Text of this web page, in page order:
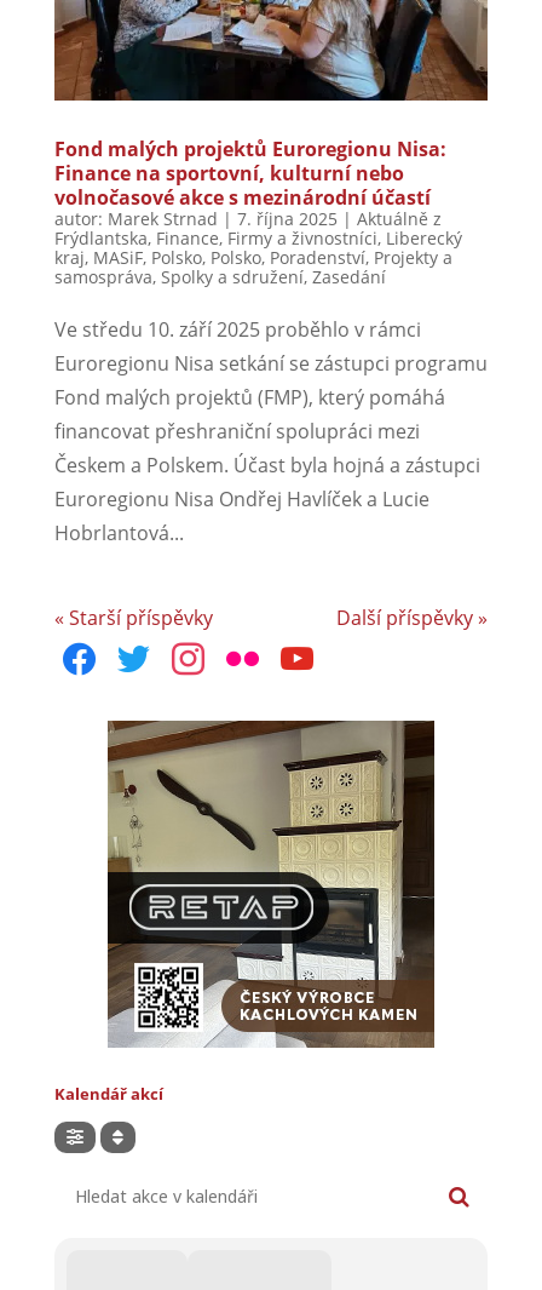
Fond malých projektů Euroregionu Nisa:
Finance na sportovní, kulturní nebo
volnočasové akce s mezinárodní účastí
autor: Marek Strnad | 7. října 2025 | Aktuálně z
Frýdlantska, Finance, Firmy a živnostníci, Liberecký
kraj, MASiF, Polsko, Polsko, Poradenství, Projekty a
samospráva, Spolky a sdružení, Zasedání
Ve středu 10. září 2025 proběhlo v rámci
Euroregionu Nisa setkání se zástupci programu
Fond malých projektů (FMP), který pomáhá
financovat přeshraniční spolupráci mezi
Českem a Polskem. Účast byla hojná a zástupci
Euroregionu Nisa Ondřej Havlíček a Lucie
Hobrlantová...
« Starší příspěvky
Další příspěvky »
facebooktwitterinstagram
flickr youtube
Kalendář akcí